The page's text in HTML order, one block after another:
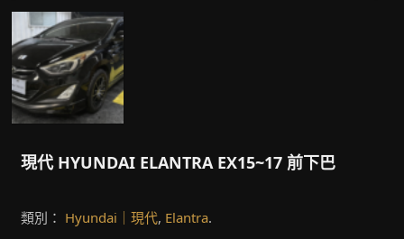
現代 HYUNDAI ELANTRA EX15~17 前下巴
類別： Hyundai｜現代, Elantra.